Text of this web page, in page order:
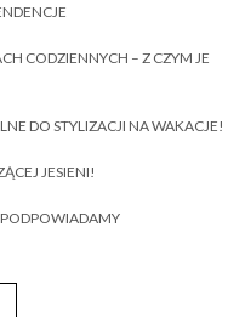
CODZIENNYCH – Z CZYM JE
DO STYLIZACJI NA WAKACJE!
JESIENI!
PODPOWIADAMY